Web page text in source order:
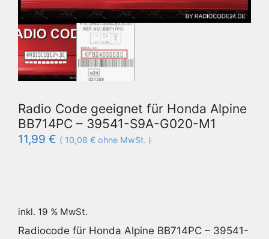
Radio Code geeignet für Honda Alpine
BB714PC – 39541-S9A-G020-M1
11,99 € ( 10,08 € ohne MwSt. )
inkl. 19 % MwSt.
Radiocode für Honda Alpine BB714PC – 39541-